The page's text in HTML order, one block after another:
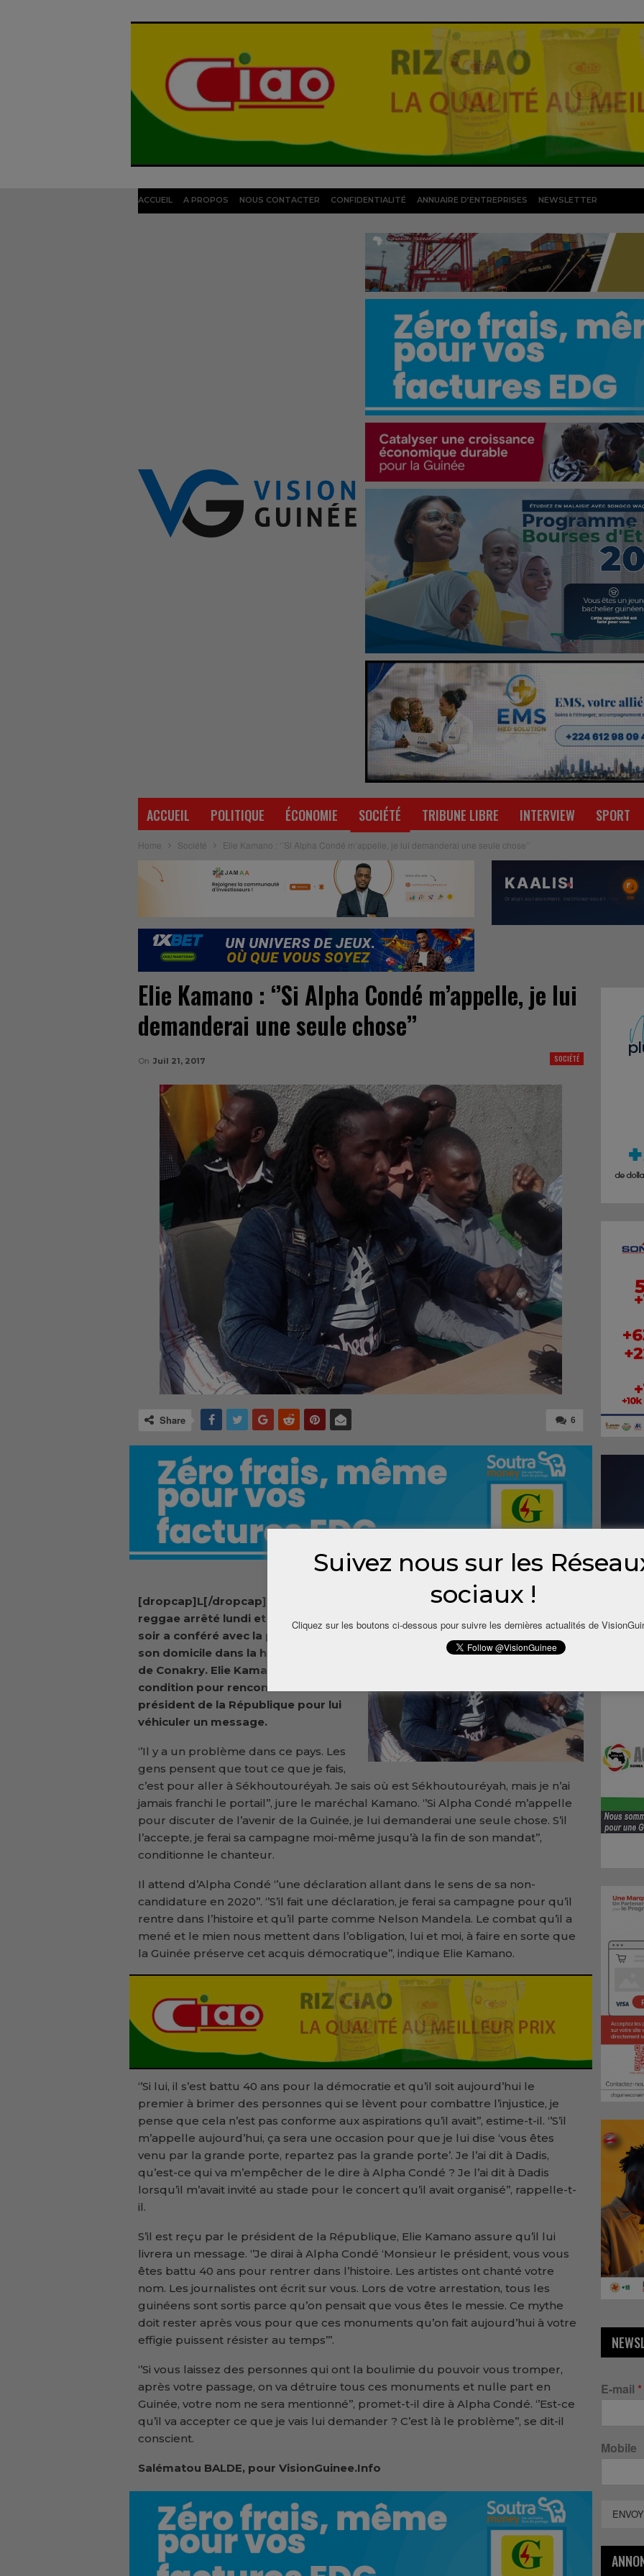
ACCUEIL A PROPOS NOUS CONTACTER CONFIDENTIALITÉ ANNUAIRE D’ENTREPRISES NEWSLETTER
ACCUEIL POLITIQUE ÉCONOMIE SOCIÉTÉ TRIBUNE LIBRE INTERVIEW SPORT
Home Société Elie Kamano : ‘’Si Alpha Condé m’appelle, je lui demanderai une seule chose’’
Elie Kamano : ‘’Si Alpha Condé m’appelle, je lui
demanderai une seule chose’’
SOCIÉTÉ
On Juil 21, 2017
6
Share
[dropcap]L[/dropcap]e chanteur du
reggae arrêté lundi et libéré mardi
soir a conféré avec la presse jeudi à
son domicile dans la haute banlieue
de Conakry. Elie Kamano a posé une
condition pour rencontrer le
président de la République pour lui
véhiculer un message.
‘’Il y a un problème dans ce pays. Les
gens pensent que tout ce que je fais,
c’est pour aller à Sékhoutouréyah. Je sais où est Sékhoutouréyah, mais je n’ai
jamais franchi le portail’’, jure le maréchal Kamano. ‘’Si Alpha Condé m’appelle
pour discuter de l’avenir de la Guinée, je lui demanderai une seule chose. S’il
l’accepte, je ferai sa campagne moi-même jusqu’à la fin de son mandat’’,
conditionne le chanteur.
Il attend d’Alpha Condé ‘’une déclaration allant dans le sens de sa non-
candidature en 2020’’. ‘’S’il fait une déclaration, je ferai sa campagne pour qu’il
rentre dans l’histoire et qu’il parte comme Nelson Mandela. Le combat qu’il a
mené et le mien nous mettent dans l’obligation, lui et moi, à faire en sorte que
la Guinée préserve cet acquis démocratique’’, indique Elie Kamano.
‘’Si lui, il s’est battu 40 ans pour la démocratie et qu’il soit aujourd’hui le
premier à brimer des personnes qui se lèvent pour combattre l’injustice, je
pense que cela n’est pas conforme aux aspirations qu’il avait’’, estime-t-il. ‘’S’il
m’appelle aujourd’hui, ça sera une occasion pour que je lui dise ‘vous êtes
venu par la grande porte, repartez pas la grande porte’. Je l’ai dit à Dadis,
qu’est-ce qui va m’empêcher de le dire à Alpha Condé ? Je l’ai dit à Dadis
lorsqu’il m’avait invité au stade pour le concert qu’il avait organisé’’, rappelle-t-
il.
S’il est reçu par le président de la République, Elie Kamano assure qu’il lui
livrera un message. ‘’Je dirai à Alpha Condé ‘Monsieur le président, vous vous
êtes battu 40 ans pour rentrer dans l’histoire. Les artistes ont chanté votre
nom. Les journalistes ont écrit sur vous. Lors de votre arrestation, tous les
guinéens sont sortis parce qu’on pensait que vous êtes le messie. Ce mythe
doit rester après vous pour que ces monuments qu’on fait aujourd’hui à votre
effigie puissent résister au temps’’’.
‘’Si vous laissez des personnes qui ont la boulimie du pouvoir vous tromper,
après votre passage, on va détruire tous ces monuments et nulle part en
Guinée, votre nom ne sera mentionné’’, promet-t-il dire à Alpha Condé. ‘’Est-ce
qu’il va accepter ce que je vais lui demander ? C’est là le problème’’, se dit-il
conscient.
Salématou BALDE, pour VisionGuinee.Info
E-mail *
Mobile
Suivez nous sur les
sociaux !
Cliquez sur les boutons ci-dessous pour suivre les dernières actualités de